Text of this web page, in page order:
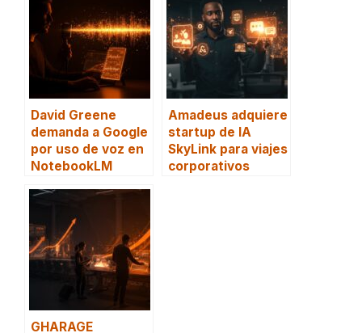
David Greene
demanda a Google
por uso de voz en
NotebookLM
Amadeus adquiere
startup de IA
SkyLink para viajes
corporativos
GHARAGE